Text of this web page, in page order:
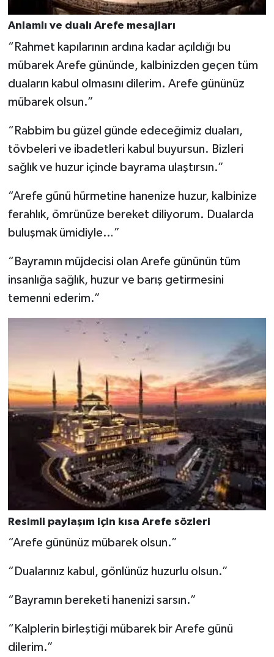
Anlamlı ve dualı Arefe mesajları
“Rahmet kapılarının ardına kadar açıldığı bu
mübarek Arefe gününde, kalbinizden geçen tüm
duaların kabul olmasını dilerim. Arefe gününüz
mübarek olsun.”
“Rabbim bu güzel günde edeceğimiz duaları,
tövbeleri ve ibadetleri kabul buyursun. Bizleri
sağlık ve huzur içinde bayrama ulaştırsın.”
“Arefe günü hürmetine hanenize huzur, kalbinize
ferahlık, ömrünüze bereket diliyorum. Dualarda
buluşmak ümidiyle…”
“Bayramın müjdecisi olan Arefe gününün tüm
insanlığa sağlık, huzur ve barış getirmesini
temenni ederim.”
Resimli paylaşım için kısa Arefe sözleri
“Arefe gününüz mübarek olsun.”
“Dualarınız kabul, gönlünüz huzurlu olsun.”
“Bayramın bereketi hanenizi sarsın.”
“Kalplerin birleştiği mübarek bir Arefe günü
dilerim.”